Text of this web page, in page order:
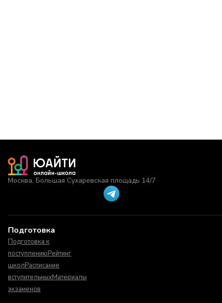
Москва, Большая Сухаревская площадь 14/7
Подготовка
Подготовка к
поступлениюРейтинг
школРасписание
вступительныхМатериалы
экзаменов